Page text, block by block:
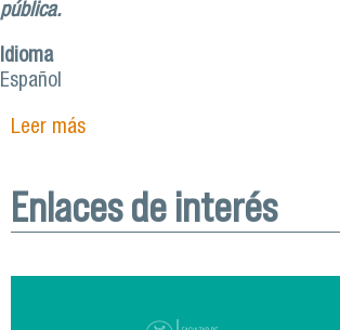
pública.
Idioma
Español
Leer mássobre Con presencia del
Enlaces de interés